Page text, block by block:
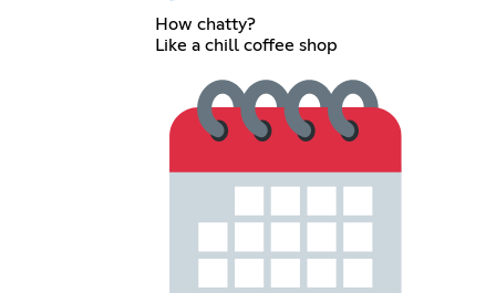
How chatty?
Like a chill coffee shop